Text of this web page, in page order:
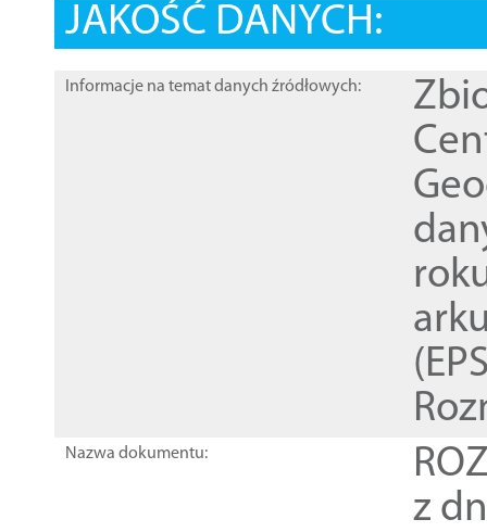
JAKOŚĆ DANYCH:
Informacje na temat danych źródłowych:
Nazwa dokumentu:
z